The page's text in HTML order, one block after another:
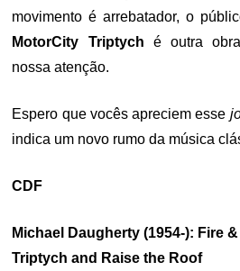
movimento é arrebatador, o
MotorCity Triptych é outra
nossa atenção.
Espero que vocês apreciem esse
indica um novo rumo da música
CDF
Michael Daugherty (1954-): Fire
Triptych and Raise the Roof